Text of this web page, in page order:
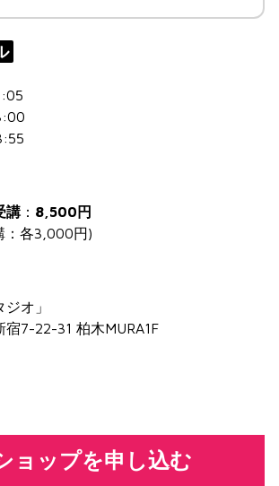
講 ： 8,500円
：各3,000円)
オ」
7-22-31 柏木MURA1F
ョップを申し込む